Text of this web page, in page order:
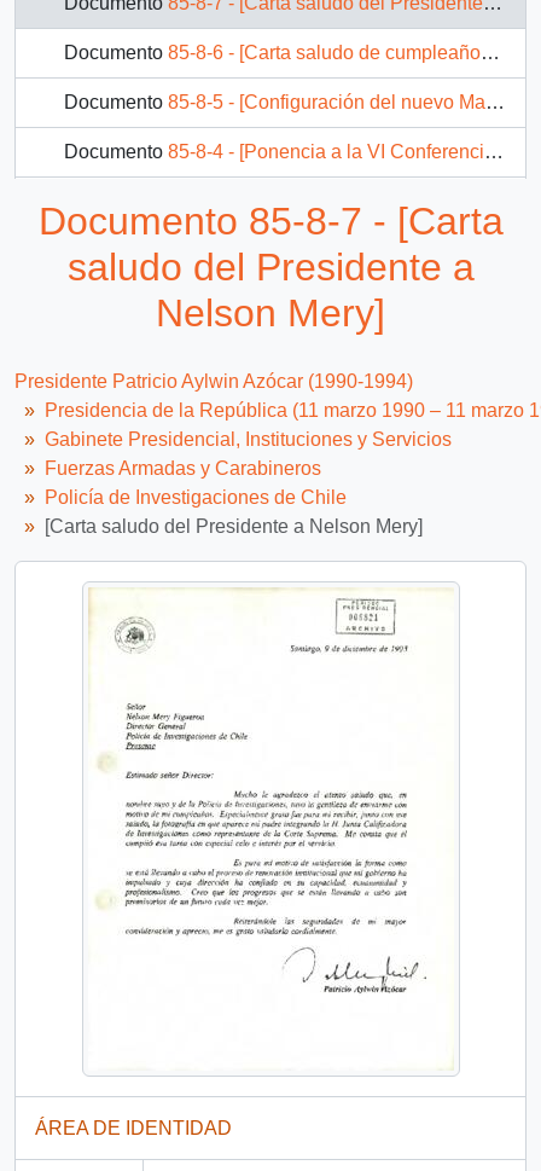
Documento 85-8-6 - [Carta saludo de cumpleaños al Presidente de Nelson Mery]
Documento 85-8-5 - [Configuración del nuevo Mando Institucional Policía de Investigaciones]
Documento 85-8-4 - [Ponencia a la VI Conferencia Internacional Anticorrupción]
82-8-2 - Bases para una política policial
13 más...
Documento 85-8-7 - [Carta
saludo del Presidente a
Nelson Mery]
Presidente Patricio Aylwin Azócar (1990-1994)
Presidencia de la República (11 marzo 1990 – 11 marzo
Gabinete Presidencial, Instituciones y Servicios
Fuerzas Armadas y Carabineros
Policía de Investigaciones de Chile
[Carta saludo del Presidente a Nelson Mery]
ÁREA DE IDENTIDAD